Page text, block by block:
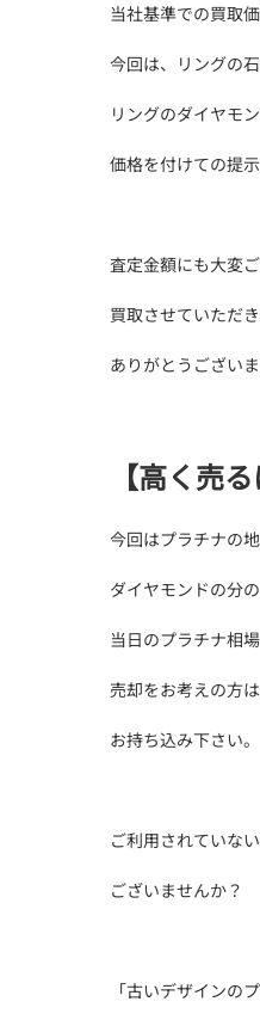
当社基準での買取
今回は、リングの
リングのダイヤモン
価格を付けての提示
査定金額にも大変ご
買取させていただき
ありがとうございま
【高く売
今回はプラチナの
ダイヤモンドの分
当日のプラチナ相
売却をお考えの方
お持ち込み下さい。
ご利用されていな
ございませんか？
「古いデザインの